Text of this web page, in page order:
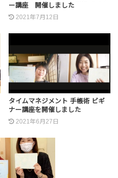
ー講座 開催しました
2021年7月12日
タイムマネジメント 手帳術 ビギ
ナー講座を開催しました
2021年6月27日